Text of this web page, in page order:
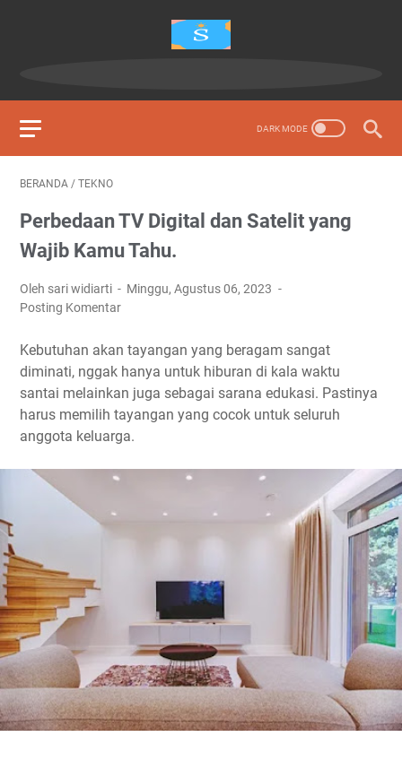
BERANDA / TEKNO
Perbedaan TV Digital dan Satelit yang
Wajib Kamu Tahu.
Oleh sari widiarti
Minggu, Agustus 06, 2023
Posting Komentar
Kebutuhan akan tayangan yang beragam sangat
diminati, nggak hanya untuk hiburan di kala waktu
santai melainkan juga sebagai sarana edukasi. Pastinya
harus memilih tayangan yang cocok untuk seluruh
anggota keluarga.